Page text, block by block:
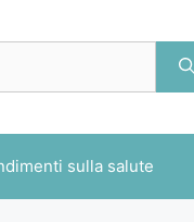
sulla salute